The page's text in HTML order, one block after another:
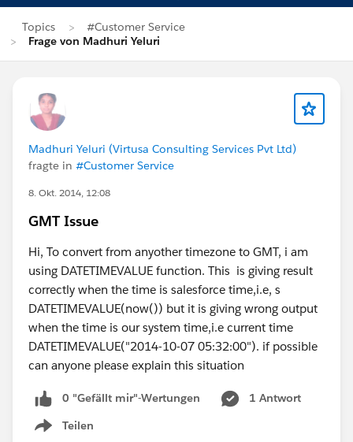
Topics
#Customer Service
Frage von Madhuri Yeluri
Madhuri Yeluri (Virtusa Consulting Services Pvt Ltd)
fragte in #Customer Service
8. Okt. 2014, 12:08
GMT Issue
Hi, To convert from anyother timezone to GMT, i am
using DATETIMEVALUE function. This is giving result
correctly when the time is salesforce time,i.e, s
DATETIMEVALUE(now()) but it is giving wrong output
when the time is our system time,i.e current time
DATETIMEVALUE("2014-10-07 05:32:00"). if possible
can anyone please explain this situation
0 "Gefällt mir"-Wertungen
1 Antwort
Teilen
Show menu